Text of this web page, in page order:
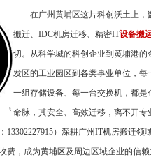
在广州黄埔区这片科创沃土上，
搬迁、IDC机房迁移、精密IT设备搬
切。从科学城的科创企业到黄埔港的
发区的工业园区到各类事业单位，每
一组存储设备、每一台交换机，都是
命脉，其安全、高效迁移，离不开专
13302227915）深耕广州IT机房搬迁领
费，成为黄埔区及周边区域企业的信